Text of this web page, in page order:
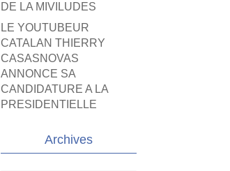
DE LA MIVILUDES
LE YOUTUBEUR
CATALAN THIERRY
CASASNOVAS
ANNONCE SA
CANDIDATURE A LA
PRESIDENTIELLE
Archives